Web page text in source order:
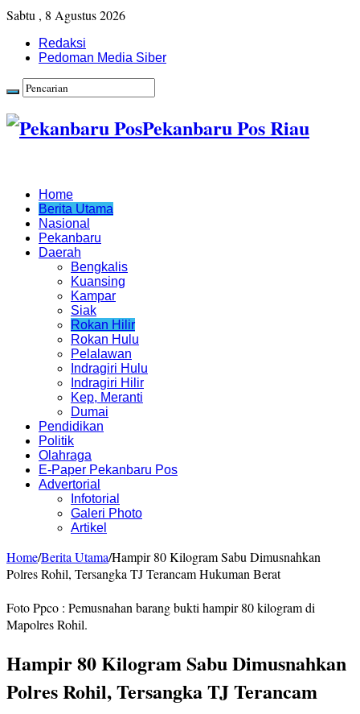
Sabtu , 8 Agustus 2026
Redaksi
Pedoman Media Siber
Pekanbaru Pos Riau
Home
Berita Utama
Nasional
Pekanbaru
Daerah
Bengkalis
Kuansing
Kampar
Siak
Rokan Hilir
Rokan Hulu
Pelalawan
Indragiri Hulu
Indragiri Hilir
Kep, Meranti
Dumai
Pendidikan
Politik
Olahraga
E-Paper Pekanbaru Pos
Advertorial
Infotorial
Galeri Photo
Artikel
Home/Berita Utama/Hampir 80 Kilogram Sabu Dimusnahkan
Polres Rohil, Tersangka TJ Terancam Hukuman Berat
Foto Ppco : Pemusnahan barang bukti hampir 80 kilogram di
Mapolres Rohil.
Hampir 80 Kilogram Sabu Dimusnahkan
Polres Rohil, Tersangka TJ Terancam